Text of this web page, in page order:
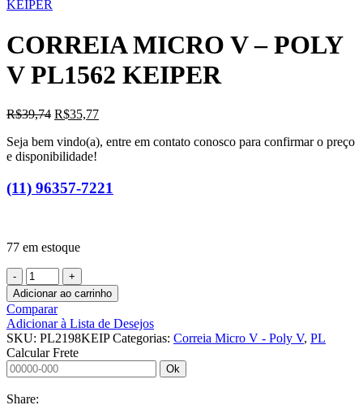
preço
é:
R$36,94.
KEIPER
CORREIA MICRO V – POLY
V PL1562 KEIPER
R$39,74 O
original
era:
R$35,77O
atual
Seja bem vindo(a), entre em contato conosco para confirmar o preço
e disponibilidade!
(11) 96357-7221
77 em estoque
CORREIA
MICRO
V
-
POLY
V
PL1562
KEIPER
Adicionar ao carrinho
Comparar
Adicionar à Lista de Desejos
SKU: PL2198KEIPCategorias: Correia Micro V - Poly V, PL
Calcular Frete
Ok
Share: